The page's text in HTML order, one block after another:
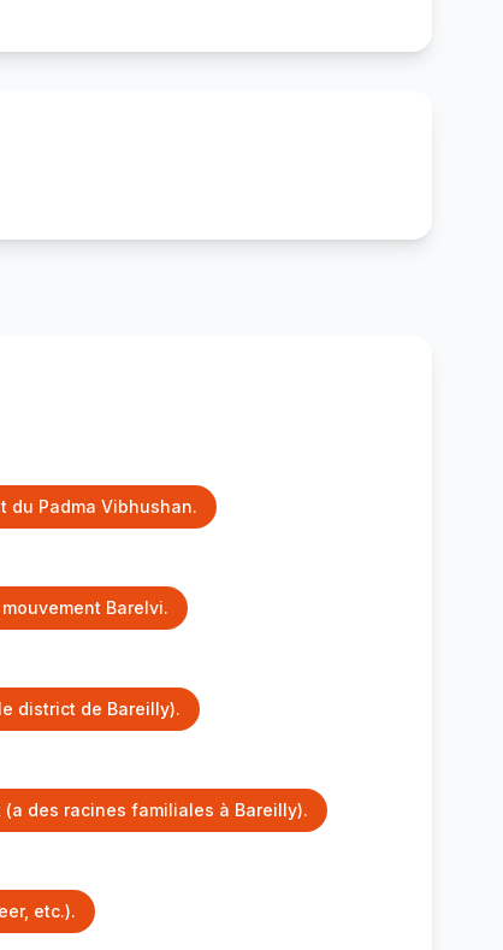
du Padma Vibhushan.
Barelvi.
district de Bareilly).
des racines familiales à Bareilly).
etc.).